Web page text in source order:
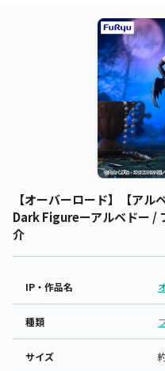
【オーバーロード】【ア
Dark Figureーアルベドー /
介
IP・作品名
種類
サイズ